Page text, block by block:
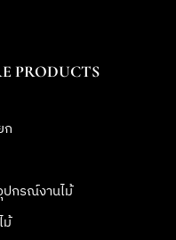
PRODUCTS
ก
กรณ์งานไม้
ม้